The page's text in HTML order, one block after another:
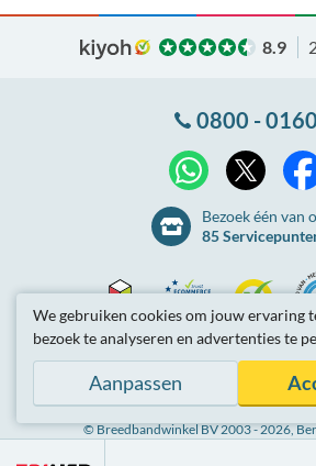
8.9
0800 - 0160
WhatsApp
Bezoek één van
85
Thuiswinkel
Waarborg
Certificaat
Ecommerce
Europe
Trustmark
Kiyoh
Partnerprogramma Tarieven
© Breedbandwinkel BV 2003 - 2026,
We gebruiken cookies om jouw ervaring
bezoek te analyseren en advertenties te
Aanpassen